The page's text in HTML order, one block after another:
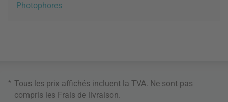
Photophores
* Tous les prix affichés incluent la TVA. Ne sont pas
compris les Frais de livraison.